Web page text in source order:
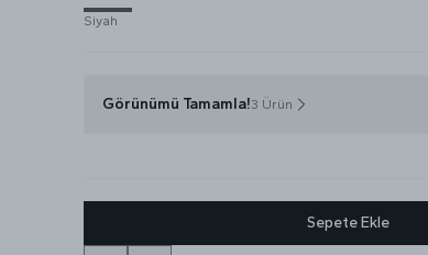
Siyah
Görünümü Tamamla!3 Ürün
Sepete Ekle